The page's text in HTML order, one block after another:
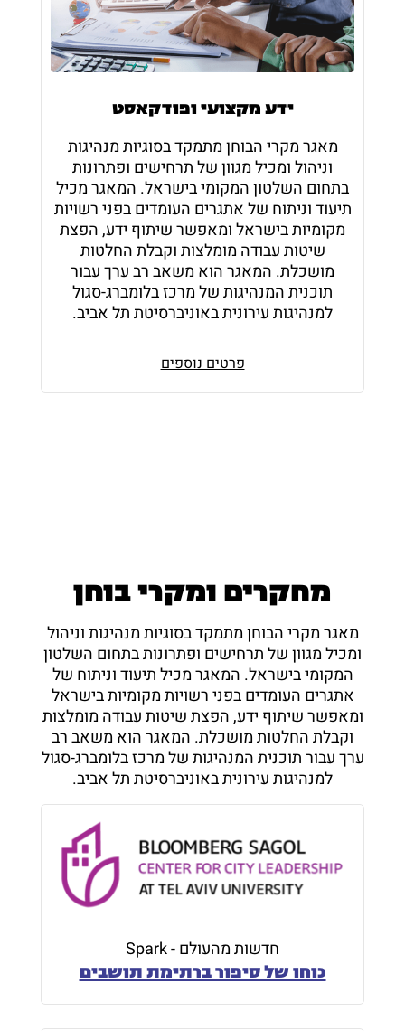
ידע מקצועי ופודקאסט
מאגר מקרי הבוחן מתמקד בסוגיות מנהיגות
וניהול ומכיל מגוון של תרחישים ופתרונות
בתחום השלטון המקומי בישראל. המאגר מכיל
תיעוד וניתוח של אתגרים העומדים בפני רשויות
מקומיות בישראל ומאפשר שיתוף ידע, הפצת
שיטות עבודה מומלצות וקבלת החלטות
מושכלת. המאגר הוא משאב רב ערך עבור
תוכנית המנהיגות של מרכז בלומברג-סגול
למנהיגות עירונית באוניברסיטת תל אביב.
פרטים נוספים
מחקרים ומקרי בוחן
מאגר מקרי הבוחן מתמקד בסוגיות מנהיגות וניהול
ומכיל מגוון של תרחישים ופתרונות בתחום השלטון
המקומי בישראל. המאגר מכיל תיעוד וניתוח של
אתגרים העומדים בפני רשויות מקומיות בישראל
ומאפשר שיתוף ידע, הפצת שיטות עבודה מומלצות
וקבלת החלטות מושכלת. המאגר הוא משאב רב
ערך עבור תוכנית המנהיגות של מרכז בלומברג-סגול
למנהיגות עירונית באוניברסיטת תל אביב.
חדשות מהעולם - Spark
כוחו של סיפור ברתימת תושבים